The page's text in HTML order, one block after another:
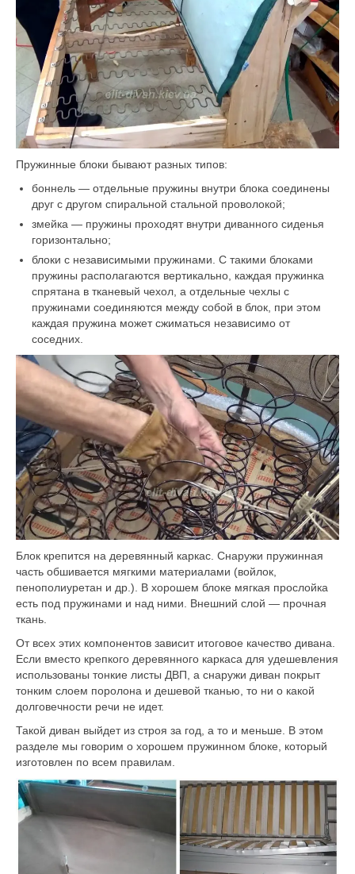
Пружинные блоки бывают разных типов:
боннель — отдельные пружины внутри блока соединены
друг с другом спиральной стальной проволокой;
змейка — пружины проходят внутри диванного сиденья
горизонтально;
блоки с независимыми пружинами. С такими блоками
пружины располагаются вертикально, каждая пружинка
спрятана в тканевый чехол, а отдельные чехлы с
пружинами соединяются между собой в блок, при этом
каждая пружина может сжиматься независимо от
соседних.
Блок крепится на деревянный каркас. Снаружи пружинная
часть обшивается мягкими материалами (войлок,
пенополиуретан и др.). В хорошем блоке мягкая прослойка
есть под пружинами и над ними. Внешний слой — прочная
ткань.
От всех этих компонентов зависит итоговое качество дивана.
Если вместо крепкого деревянного каркаса для удешевления
использованы тонкие листы ДВП, а снаружи диван покрыт
тонким слоем поролона и дешевой тканью, то ни о какой
долговечности речи не идет.
Такой диван выйдет из строя за год, а то и меньше. В этом
разделе мы говорим о хорошем пружинном блоке, который
изготовлен по всем правилам.